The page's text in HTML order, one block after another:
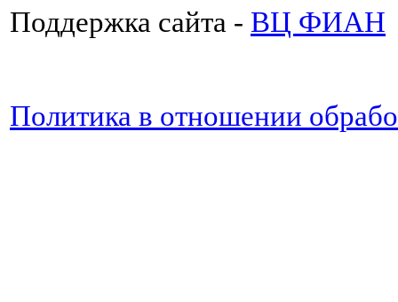
Поддержка сайта - ВЦ ФИАН
Политика в отношении